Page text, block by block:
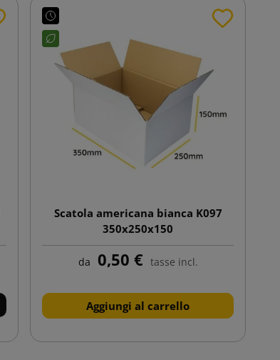
Scatola americana bianca K097
350x250x150
da 0,50 € tasse incl.
Aggiungi al carrello